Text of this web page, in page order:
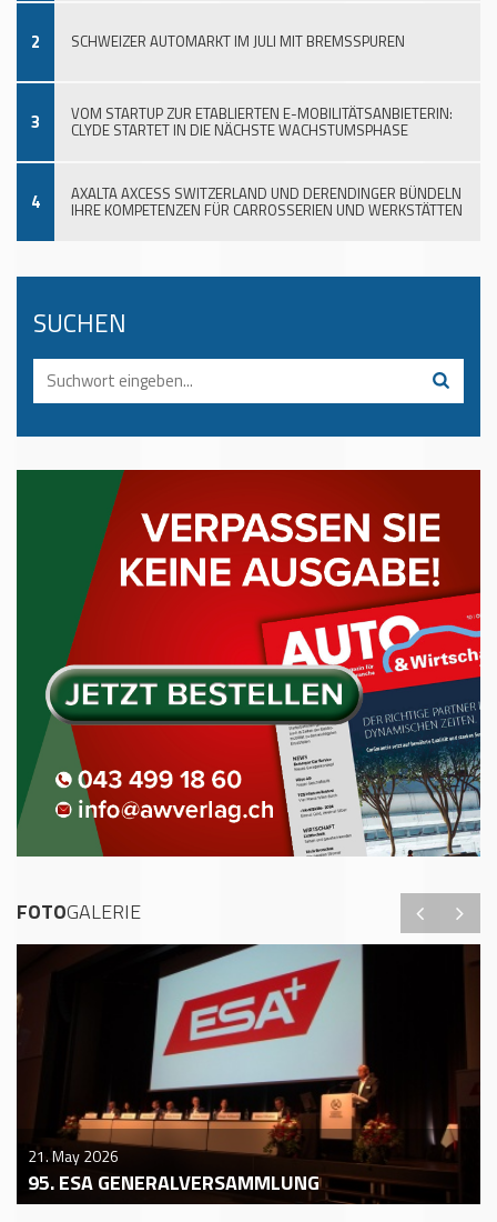
2 SCHWEIZER AUTOMARKT IM JULI MIT BREMSSPUREN
3 VOM STARTUP ZUR ETABLIERTEN E-MOBILITÄTSANBIETERIN:
CLYDE STARTET IN DIE NÄCHSTE WACHSTUMSPHASE
4 AXALTA AXCESS SWITZERLAND UND DERENDINGER BÜNDELN
IHRE KOMPETENZEN FÜR CARROSSERIEN UND WERKSTÄTTEN
SUCHEN
FOTOGALERIE
21. May 2026
95. ESA GENERALVERSAMMLUNG